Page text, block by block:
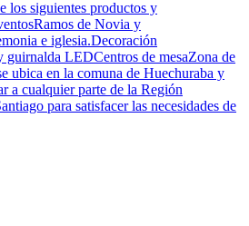
los siguientes productos y
de Novia y
e iglesia.Decoración
guirnalda LEDCentros de mesaZona de
ubica en la comuna de Huechuraba y
a cualquier parte de la Región
para satisfacer las necesidades de